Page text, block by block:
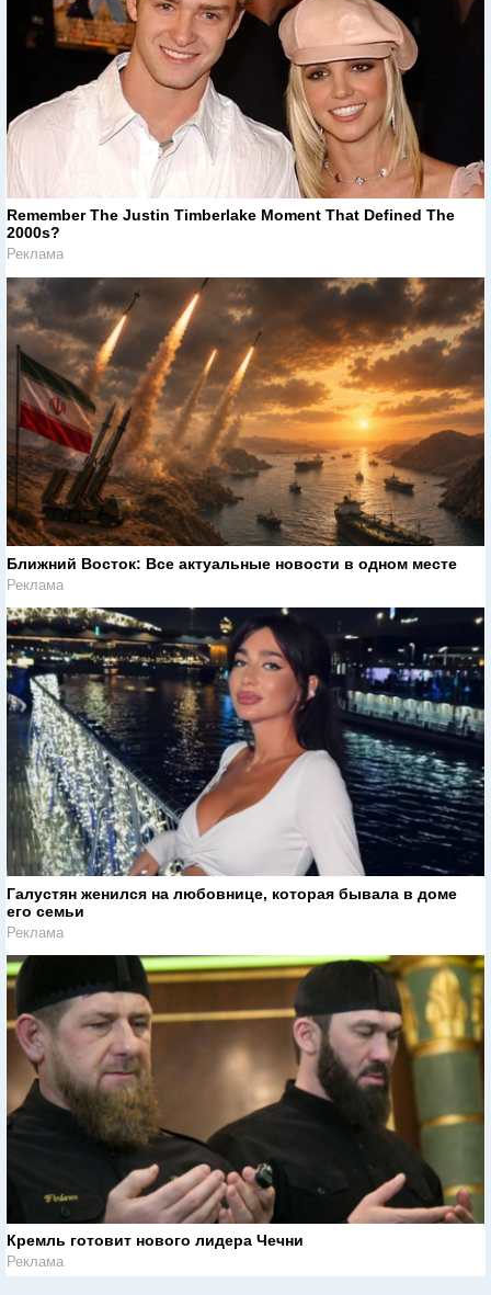
Remember The Justin Timberlake Moment That Defined The
2000s?
Реклама
Ближний Восток: Все актуальные новости в одном месте
Реклама
Галустян женился на любовнице, которая бывала в доме
его семьи
Реклама
Кремль готовит нового лидера Чечни
Реклама